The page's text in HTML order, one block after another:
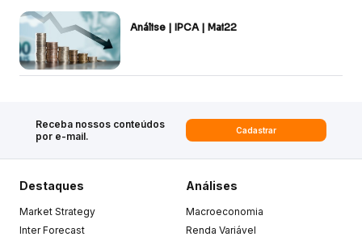
Análise | IPCA | Mai22
Receba nossos conteúdos
por e-mail.
Cadastrar
Destaques
Market Strategy
Inter Forecast
Análises
Macroeconomia
Renda Variável